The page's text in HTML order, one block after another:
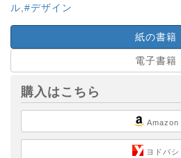
ル #デザイン
紙の書籍
電子書籍
購入はこちら
Amazon
ヨドバシ